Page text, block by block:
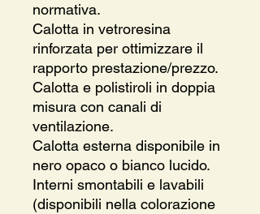
normativa.
Calotta in vetroresina
rinforzata per ottimizzare il
rapporto prestazione/prezzo.
Calotta e polistiroli in doppia
misura con canali di
ventilazione.
Calotta esterna disponibile in
nero opaco o bianco lucido.
Interni smontabili e lavabili
(disponibili nella colorazione